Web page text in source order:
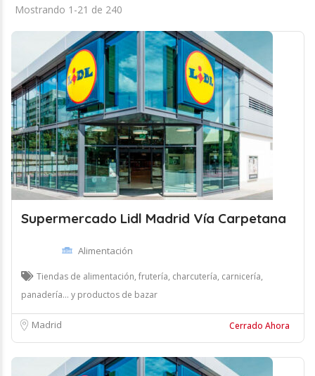
Mostrando 1-21 de 240
Supermercado Lidl Madrid Vía Carpetana
Alimentación
Tiendas de alimentación, frutería, charcutería, carnicería,
panadería... y productos de bazar
Madrid Cerrado Ahora